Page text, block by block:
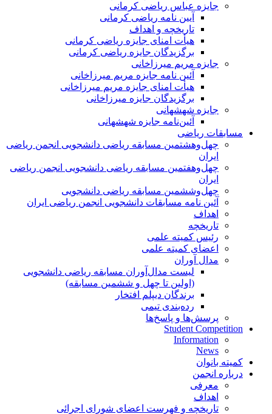
جایزه عباس ریاضی کرمانی
آیین نامه ریاضی کرمانی
تاریخچه و اهداف
هیأت امنای جایزه ریاضی کرمانی
برگزیدگان جایزه ریاضی کرمانی
جایزه مریم میرزاخانی
آئین نامه جایزه مریم میرزاخانی
هیأت امنای جایزه مریم میرزاخانی
برگزیدگان جایزه میرزاخانی
جایزه شهشهانی
آئین‌نامه جایزه شهشهانی
مسابقات ریاضی
چهل‌و‌هشتمین مسابقه ریاضی دانشجویی انجمن ریاضی
ایران
چهل‌و‌هفتمین مسابقه ریاضی دانشجویی انجمن ریاضی
ایران
چهل‌و‌ششمین مسابقه ریاضی دانشجویی
آئین نامه مسابقات دانشجویی انجمن ریاضی ایران
اهداف
تاریخچه
رئیس کمیته علمی
اعضای کمیته علمی
مدال آوران
لیست مدال‌آوران مسابقه ریاضی دانشجویی
(اولین تا چهل‌ و ششمین مسابقه)
برندگان دیپلم افتخار
رده‌بندی تیمی
پرسش‌ها و پاسخ‌ها
Student Competition
Information
News
کمیته بانوان
درباره انجمن
معرفی
اهداف
تاریخچه و فهرست اعضای شورای اجرائی